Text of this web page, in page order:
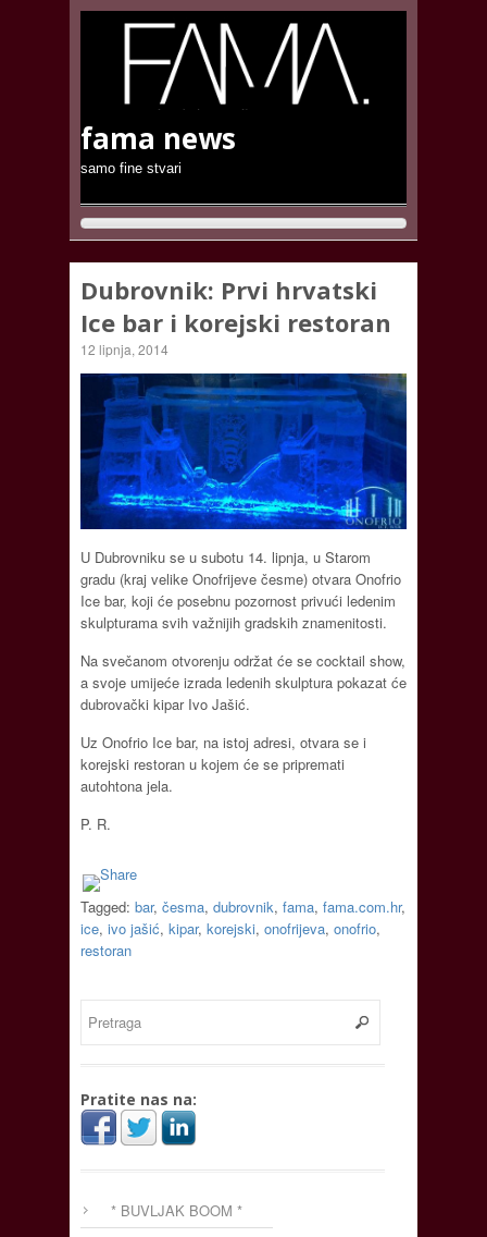
fama news
samo fine stvari
Dubrovnik: Prvi hrvatski
Ice bar i korejski restoran
12 lipnja, 2014
U Dubrovniku se u subotu 14. lipnja, u Starom
gradu (kraj velike Onofrijeve česme) otvara Onofrio
Ice bar, koji će posebnu pozornost privući ledenim
skulpturama svih važnijih gradskih znamenitosti.
Na svečanom otvorenju održat će se cocktail show,
a svoje umijeće izrada ledenih skulptura pokazat će
dubrovački kipar Ivo Jašić.
Uz Onofrio Ice bar, na istoj adresi, otvara se i
korejski restoran u kojem će se pripremati
autohtona jela.
P. R.
Tagged: bar, česma, dubrovnik, fama, fama.com.hr,
ice, ivo jašić, kipar, korejski, onofrijeva, onofrio,
restoran
Pratite nas na:
* BUVLJAK BOOM *